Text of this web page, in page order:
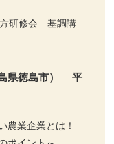
方研修会 基調講
県徳島市） 平
農業企業とは！